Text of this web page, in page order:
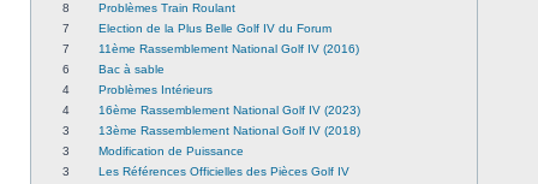
8
Problèmes Train Roulant
7
Election de la Plus Belle Golf IV du Forum
7
11ème Rassemblement National Golf IV (2016)
6
Bac à sable
4
Problèmes Intérieurs
4
16ème Rassemblement National Golf IV (2023)
3
13ème Rassemblement National Golf IV (2018)
3
Modification de Puissance
3
Les Références Officielles des Pièces Golf IV